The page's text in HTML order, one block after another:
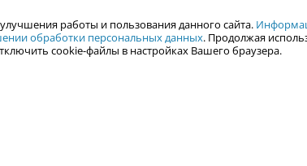
работы и пользования данного сайта.
обработки персональных данных. Продолжая
cookie-файлы в настройках Вашего браузера.